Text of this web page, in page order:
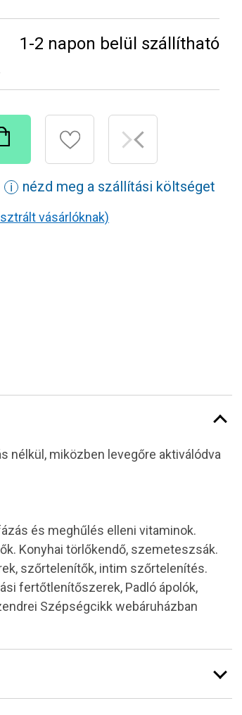
1-2 napon belül szállítható
ℹ nézd meg a szállítási költséget
vásárlóknak)
nélkül, miközben levegőre aktiválódva
és meghűlés elleni vitaminok.
Konyhai törlőkendő, szemeteszsák.
szőrtelenítők, intim szőrtelenítés.
fertőtlenítőszerek, Padló ápolók,
Szépségcikk webáruházban